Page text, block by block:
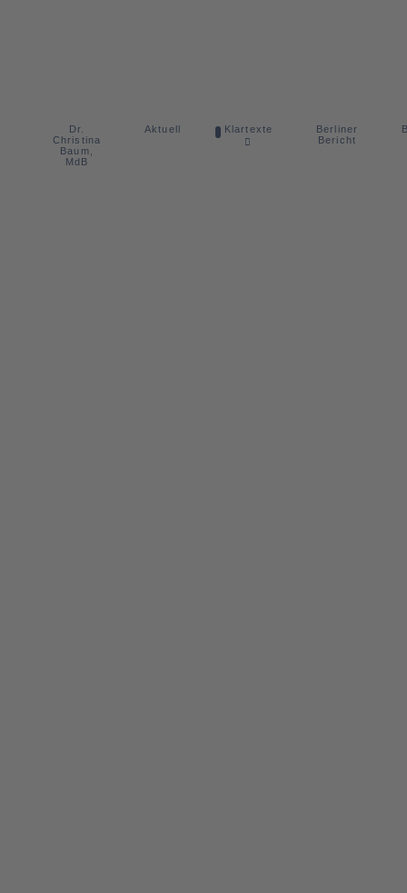
Dr.
Christina
Baum,
MdB
Aktuell Klartexte
Berliner
Bericht